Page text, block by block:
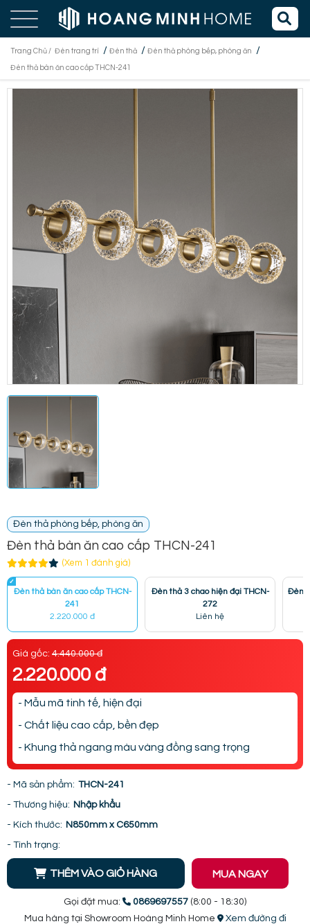
Trang Chủ / Đèn trang trí / Đèn thả / Đèn thả phòng bếp, phòng ăn /
Đèn thả bàn ăn cao cấp THCN-241
Đèn thả phòng bếp, phòng ăn
Đèn thả bàn ăn cao cấp THCN-241
(Xem 1 đánh giá)
Đèn thả bàn ăn cao cấp THCN-
241
2.220.000 đ
Đèn thả 3 chao hiện đại THCN-
272
Liên hệ
Đèn
Giá gốc: 4.440.000 đ
2.220.000 đ
- Mẫu mã tinh tế, hiện đại
- Chất liệu cao cấp, bền đẹp
- Khung thả ngang màu vàng đồng sang trọng
- Mã sản phẩm: THCN-241
- Thương hiệu: Nhập khẩu
- Kích thước: N850mm x C650mm
- Tình trạng:
THÊM VÀO GIỎ HÀNG MUA NGAY
Gọi đặt mua: 0869697557 (8:00 - 18:30)
Mua hàng tại Showroom Hoàng Minh Home
Xem đường đi